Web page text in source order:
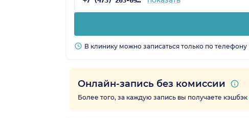
В клинику можно записаться только по телефону
Онлайн-запись без комиссии
Более того, за каждую запись вы получаете кэшбэк